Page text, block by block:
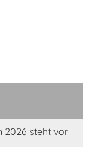
2026 steht vor